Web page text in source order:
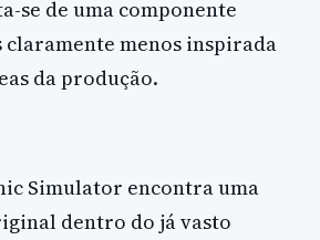
se de uma componente
claramente menos inspirada
da produção.
Simulator encontra uma
dentro do já vasto